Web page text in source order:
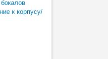
к корпусу/